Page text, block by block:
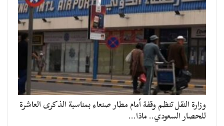
وزارة النقل تنظم وقفة أمام مطار صنعاء بمناسبة الذكرى العاشرة
للحصار السعودي.. ماذا…